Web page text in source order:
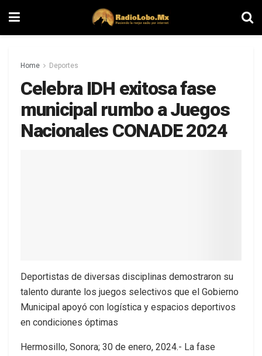
Home Deportes
Celebra IDH exitosa fase
municipal rumbo a Juegos
Nacionales CONADE 2024
Deportistas de diversas disciplinas demostraron su
talento durante los juegos selectivos que el Gobierno
Municipal apoyó con logística y espacios deportivos
en condiciones óptimas
Hermosillo, Sonora; 30 de enero, 2024.- La fase